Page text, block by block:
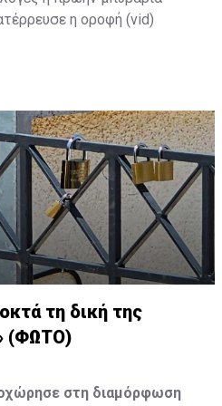
η οροφή (vid)
τη δική της
(ΦΩΤΟ)
στη διαμόρφωση